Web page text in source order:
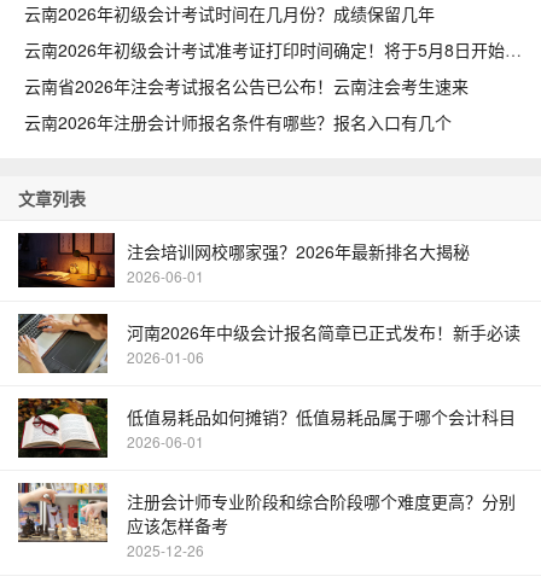
云南2026年初级会计考试时间在几月份？成绩保留几年
云南2026年初级会计考试准考证打印时间确定！将于5月8日开始
云南省2026年注会考试报名公告已公布！云南注会考生速来
云南2026年注册会计师报名条件有哪些？报名入口有几个
文章列表
注会培训网校哪家强？2026年最新排名大揭秘
2026-06-01
河南2026年中级会计报名简章已正式发布！新手必读
2026-01-06
低值易耗品如何摊销？低值易耗品属于哪个会计科目
2026-06-01
注册会计师专业阶段和综合阶段哪个难度更高？分别
应该怎样备考
2025-12-26